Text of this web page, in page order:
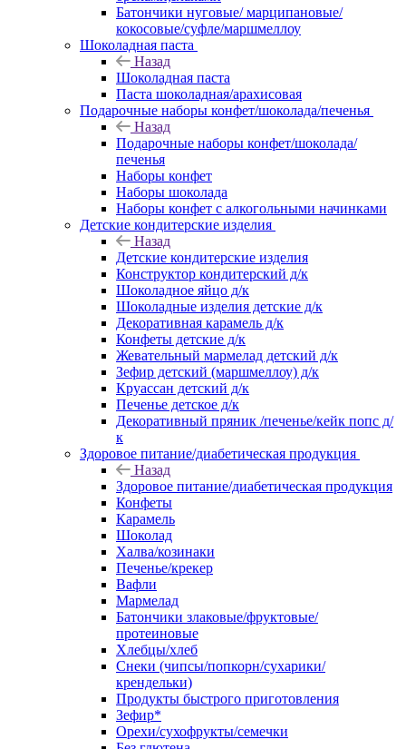
Батончики нуговые/ марципановые/
кокосовые/суфле/маршмеллоу
Шоколадная паста
Назад
Шоколадная паста
Паста шоколадная/арахисовая
Подарочные наборы конфет/шоколада/печенья
Назад
Подарочные наборы конфет/шоколада/
печенья
Наборы конфет
Наборы шоколада
Наборы конфет с алкогольными начинками
Детские кондитерские изделия
Назад
Детские кондитерские изделия
Конструктор кондитерский д/к
Шоколадное яйцо д/к
Шоколадные изделия детские д/к
Декоративная карамель д/к
Конфеты детские д/к
Жевательный мармелад детский д/к
Зефир детский (маршмеллоу) д/к
Круассан детский д/к
Печенье детское д/к
Декоративный пряник /печенье/кейк попс д/
к
Здоровое питание/диабетическая продукция
Назад
Здоровое питание/диабетическая продукция
Конфеты
Карамель
Шоколад
Халва/козинаки
Печенье/крекер
Вафли
Мармелад
Батончики злаковые/фруктовые/
протеиновые
Хлебцы/хлеб
Снеки (чипсы/попкорн/сухарики/
крендельки)
Продукты быстрого приготовления
Зефир*
Орехи/сухофрукты/семечки